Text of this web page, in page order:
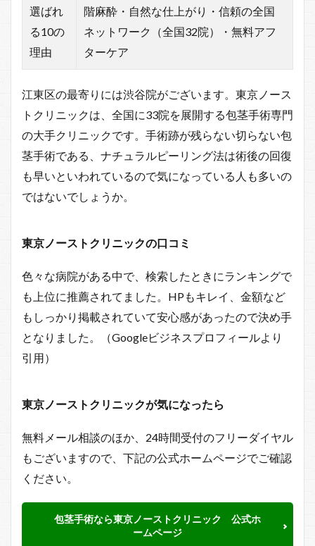
選ばれ
る10の
理由
階麻酔・自然な仕上がり・信頼の全国
ネットワーク（全国32院）・無料アフ
ターケア
江東区の最寄りには渋谷院がございます。東京ノース
トクリニックは、全国に33院を展開する包茎手術専門
の大手クリニックです。手術跡が残らない切らない包
茎手術である、ナチュラルピーリング法は術後の回復
も早いといわれているので気になっている人も多いの
ではないでしょうか。
東京ノーストクリニックの口コミ
色々な病院がある中で、検索したときにランキングで
も上位に推薦されてました。HPもキレイ、金額など
もしっかり掲載されていて安心感があったので決め手
となりました。（Googleビジネスプロフィールより
引用）
東京ノーストクリニックが気になったら
無料メール相談のほか、24時間受付のフリーダイヤル
もございますので、下記の公式ホームページでご確認
ください。
包茎手術なら東京ノーストクリニック 公式ホ
ームページ